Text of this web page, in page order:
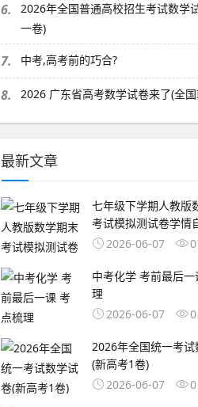
6.
2026年全国普通高校招生考试数学
一卷)
7. 中考,高考前的巧合?
8. 2026 广东省高考数学试卷来了(全
最新文章
七年级下学期人教版
考试模拟测试卷学情
2026-06-07
0
中考化学 考前最后
理
2026-06-07
0
2026年全国统一考
(新高考1卷)
2026-06-07
0